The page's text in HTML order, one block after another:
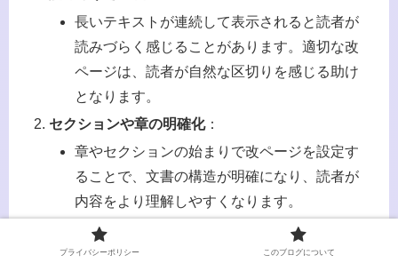
長いテキストが連続して表示されると読者が
読みづらく感じることがあります。適切な改
ページは、読者が自然な区切りを感じる助け
となります。
セクションや章の明確化：
章やセクションの始まりで改ページを設定す
ることで、文書の構造が明確になり、読者が
内容をより理解しやすくなります。
デバイス間の一貫性
デバイスやリーダーアプリの違いにより、自
プライバシーポリシー このブログについて